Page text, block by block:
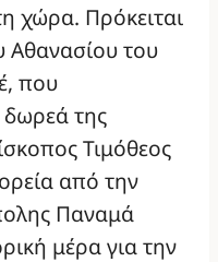
χώρα. Πρόκειται
Αθανασίου του
που
δωρεά της
Τιμόθεος
από την
Παναμά
μέρα για την